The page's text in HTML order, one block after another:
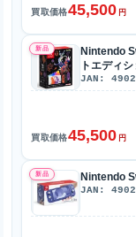
買取価格45,500 円
新品
Nintendo
トエディ
JAN:
買取価格45,500 円
新品 Nintendo
JAN: